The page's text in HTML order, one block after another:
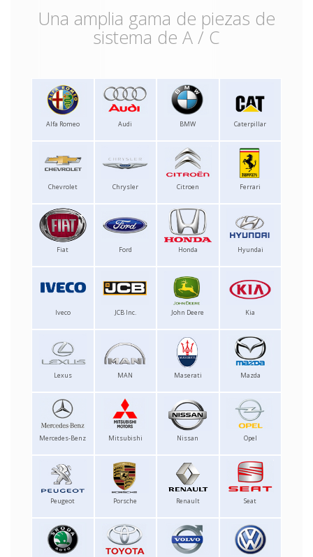
Una amplia gama de piezas de
sistema de A / C
Alfa Romeo Audi BMW Caterpillar
Chevrolet Chrysler Citroen Ferrari
Fiat Ford Honda Hyundai
Iveco JCB Inc. John Deere Kia
Lexus MAN Maserati Mazda
Mercedes-Benz Mitsubishi Nissan Opel
Peugeot Porsche Renault Seat